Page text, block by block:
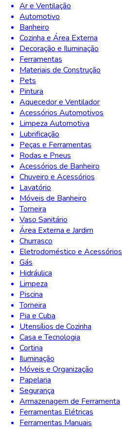
Ar e Ventilação
Automotivo
Banheiro
Cozinha e Área Externa
Decoração e Iluminação
Ferramentas
Materiais de Construção
Pets
Pintura
Aquecedor e Ventilador
Acessórios Automotivos
Limpeza Automotiva
Lubrificação
Peças e Ferramentas
Rodas e Pneus
Acessórios de Banheiro
Chuveiro e Acessórios
Lavatório
Móveis de Banheiro
Torneira
Vaso Sanitário
Área Externa e Jardim
Churrasco
Eletrodoméstico e Acessórios
Gás
Hidráulica
Limpeza
Piscina
Torneira
Pia e Cuba
Utensílios de Cozinha
Casa e Tecnologia
Cortina
Iluminação
Móveis e Organização
Papelaria
Segurança
Armazenagem de Ferramenta
Ferramentas Elétricas
Ferramentas Manuais